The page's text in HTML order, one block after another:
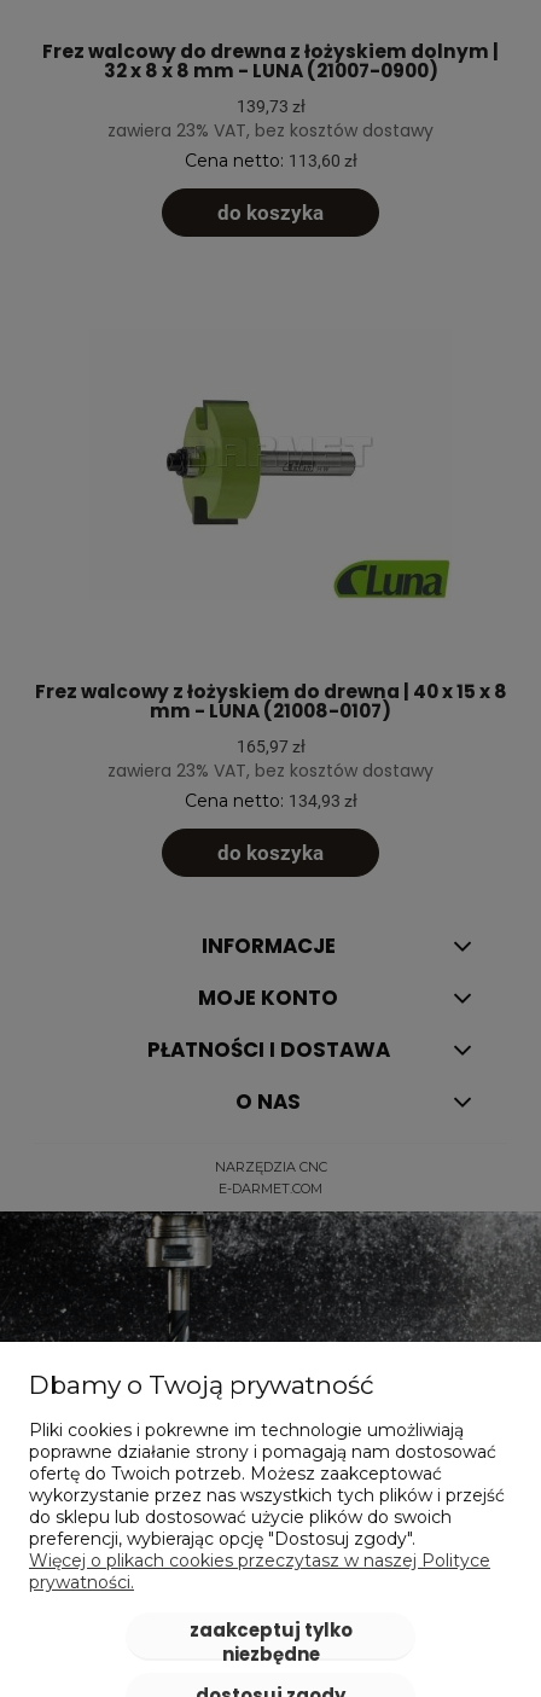
Frez walcowy do drewna z łożyskiem dolnym |
32 x 8 x 8 mm - LUNA (21007-0900)
139,73 zł
zawiera 23% VAT, bez kosztów dostawy
Cena netto: 113,60 zł
do koszyka
Frez walcowy z łożyskiem do drewna | 40 x 15 x 8
mm - LUNA (21008-0107)
165,97 zł
zawiera 23% VAT, bez kosztów dostawy
Cena netto: 134,93 zł
do koszyka
INFORMACJE
MOJE KONTO
PŁATNOŚCI I DOSTAWA
O NAS
NARZĘDZIA CNC
E-DARMET.COM
Dla dociekliwych
Nasze publikacje online
sprawdzam
Dbamy o Twoją prywatność
Pliki cookies i pokrewne im technologie umożliwiają
poprawne działanie strony i pomagają nam dostosować
ofertę do Twoich potrzeb. Możesz zaakceptować
wykorzystanie przez nas wszystkich tych plików i przejść
do sklepu lub dostosować użycie plików do swoich
preferencji, wybierając opcję "Dostosuj zgody".
Więcej o plikach cookies przeczytasz w naszej Polityce
prywatności.
zaakceptuj tylko
niezbędne